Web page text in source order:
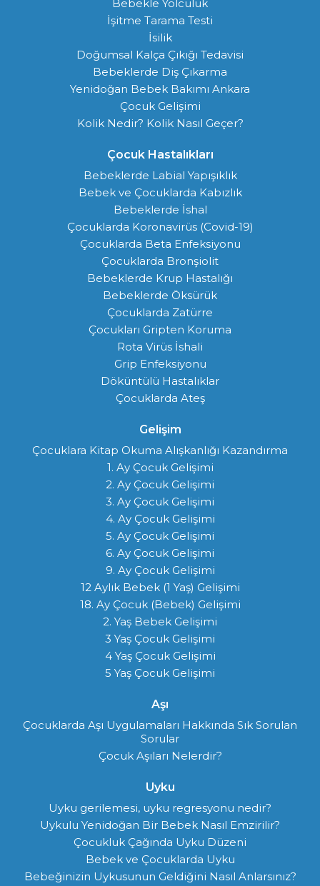
Bebekle Yolculuk
İşitme Tarama Testi
İsilik
Doğumsal Kalça Çıkığı Tedavisi
Bebeklerde Diş Çıkarma
Yenidoğan Bebek Bakımı Ankara
Çocuk Gelişimi
Kolik Nedir? Kolik Nasıl Geçer?
Çocuk Hastalıkları
Bebeklerde Labial Yapışıklık
Bebek ve Çocuklarda Kabızlık
Bebeklerde İshal
Çocuklarda Koronavirüs (Covid-19)
Çocuklarda Beta Enfeksiyonu
Çocuklarda Bronşiolit
Bebeklerde Krup Hastalığı
Bebeklerde Öksürük
Çocuklarda Zatürre
Çocukları Gripten Koruma
Rota Virüs İshali
Grip Enfeksiyonu
Döküntülü Hastalıklar
Çocuklarda Ateş
Gelişim
Çocuklara Kitap Okuma Alışkanlığı Kazandırma
1. Ay Çocuk Gelişimi
2. Ay Çocuk Gelişimi
3. Ay Çocuk Gelişimi
4. Ay Çocuk Gelişimi
5. Ay Çocuk Gelişimi
6. Ay Çocuk Gelişimi
9. Ay Çocuk Gelişimi
12 Aylık Bebek (1 Yaş) Gelişimi
18. Ay Çocuk (Bebek) Gelişimi
2. Yaş Bebek Gelişimi
3 Yaş Çocuk Gelişimi
4 Yaş Çocuk Gelişimi
5 Yaş Çocuk Gelişimi
Aşı
Çocuklarda Aşı Uygulamaları Hakkında Sık Sorulan
Sorular
Çocuk Aşıları Nelerdir?
Uyku
Uyku gerilemesi, uyku regresyonu nedir?
Uykulu Yenidoğan Bir Bebek Nasıl Emzirilir?
Çocukluk Çağında Uyku Düzeni
Bebek ve Çocuklarda Uyku
Bebeğinizin Uykusunun Geldiğini Nasıl Anlarsınız?